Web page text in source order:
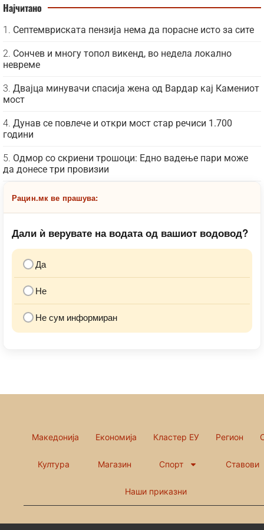
Најчитано
Септемвриската пензија нема да порасне исто за сите
Сончев и многу топол викенд, во недела локално
невреме
Двајца минувачи спасија жена од Вардар кај Камениот
мост
Дунав се повлече и откри мост стар речиси 1.700
години
Одмор со скриени трошоци: Едно вадење пари може
да донесе три провизии
Рацин.мк ве прашува:
Дали ѝ верувате на водата од вашиот водовод?
Да
Не
Не сум информиран
Македонија Економија Кластер ЕУ Регион
Култура Магазин Спорт Ставови
Наши приказни